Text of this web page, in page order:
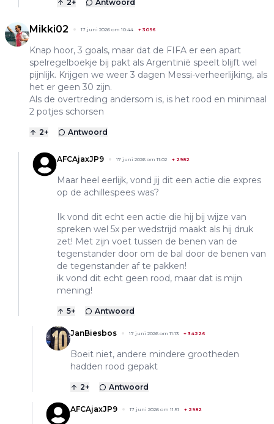
2+ Antwoord
Mikki02 17 juni 2026 om 10:44 + 3096
Knap hoor, 3 goals, maar dat de FIFA er een apart
spelregelboekje bij pakt als Argentinië speelt blijft wel
pijnlijk. Krijgen we weer 3 dagen Messi-verheerlijking, als
het er geen 30 zijn.
Als de overtreding andersom is, is het rood en minimaal
2 potjes schorsen
2+ Antwoord
AFCAjaxJP9 17 juni 2026 om 11:02 + 2982
Maar heel eerlijk, vond jij dit een actie die expres
op de achillespees was?
Ik vond dit echt een actie die hij bij wijze van
spreken wel 5x per wedstrijd maakt als hij druk
zet! Met zijn voet tussen de benen van de
tegenstander door om de bal door de benen van
de tegenstander af te pakken!
ik vond dit echt geen rood, maar dat is mijn
mening!
5+ Antwoord
JanBiesbos 17 juni 2026 om 11:13 + 34226
Boeit niet, andere mindere grootheden
hadden rood gepakt
2+ Antwoord
AFCAjaxJP9 17 juni 2026 om 11:51 + 2982